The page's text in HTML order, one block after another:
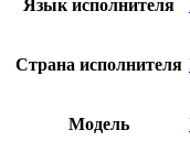
Язык исполнителя
Страна исполнителя
Модель